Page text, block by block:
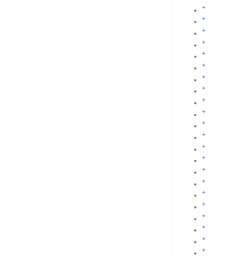
+
+
+
+
+
+
+
+
+
+
+
+
+
+
+
+
+
+
+
+
+
+